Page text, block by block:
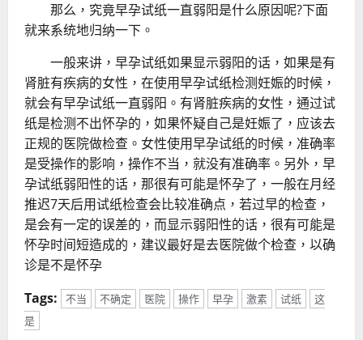
那么，究竟早孕试纸一直弱阳是什么原因呢?下面
就来系统地归纳一下。
一般来讲，早孕试纸如果显示弱阳的话，如果是有
肾脏有疾病的女性，在使用早孕试纸检测妊娠的时候，
就会有早孕试纸一直弱阳。有肾脏疾病的女性，通过试
纸是检测不出怀孕的，如果怀疑自己是妊娠了，应该去
正规的医院做检查。女性使用早孕试纸的时候，准确率
是受操作的影响，操作不当，就没有准确率。另外，早
孕试纸弱阳性的话，那很有可能是怀孕了，一般在月经
推迟7天后用试纸检查会比较准确点，若过早的检查，
是会有一定的误差的，而显示弱阳性的话，很有可能是
怀孕时间短造成的，建议最好是去医院做个检查，以确
诊是不是怀孕
Tags:
不当 不确定 医院 操作 早孕 激素 试纸
这
是